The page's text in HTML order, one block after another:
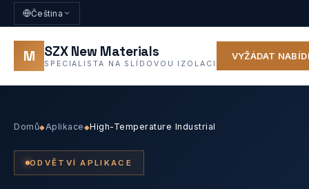
Čeština
M SZX New Materials
SPECIALISTA NA SLÍDOVOU IZOLACI
VYŽÁDAT
Domů◆Aplikace◆High-Temperature Industrial
ODVĚTVÍ APLIKACE